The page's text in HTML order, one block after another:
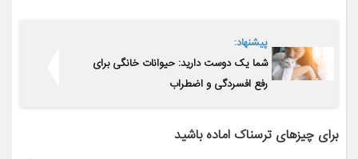
پیشنهاد:
شما یک دوست دارید: حیوانات خانگی برای
رفع افسردگی و اضطراب
برای چیزهای ترسناک اماده باشید